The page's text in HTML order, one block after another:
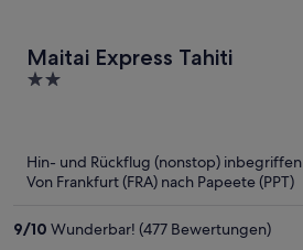
Maitai Express Tahiti
2
5
Hin- und Rückflug (nonstop) inbegriffen
Von Frankfurt (FRA) nach Papeete (PPT)
9/10 Wunderbar! (477 Bewertungen)